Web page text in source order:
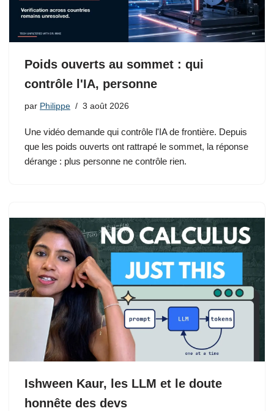
Poids ouverts au sommet : qui
contrôle l'IA, personne
par Philippe 3 août 2026
Une vidéo demande qui contrôle l'IA de frontière. Depuis
que les poids ouverts ont rattrapé le sommet, la réponse
dérange : plus personne ne contrôle rien.
Ishween Kaur, les LLM et le doute
honnête des devs